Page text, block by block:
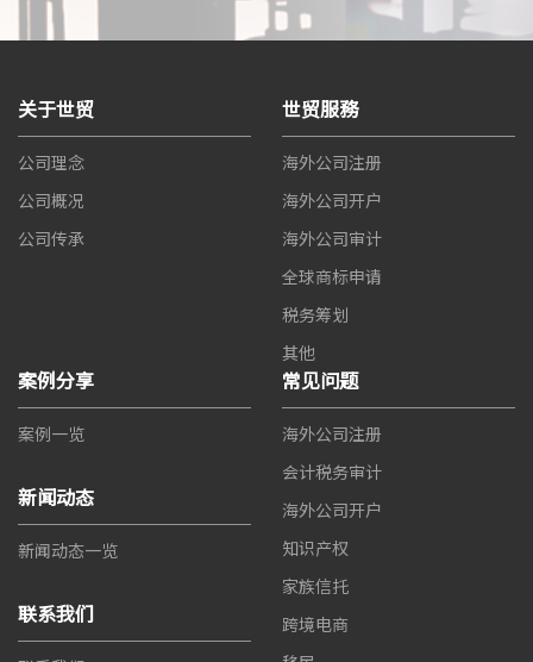
关于世贸
公司理念
公司概况
公司传承
世贸服務
海外公司注册
海外公司开户
海外公司审计
全球商标申请
税务筹划
其他
案例分享
案例一览
新闻动态
新闻动态一览
联系我们
常见问题
海外公司注册
会计税务审计
海外公司开户
知识产权
家族信托
跨境电商